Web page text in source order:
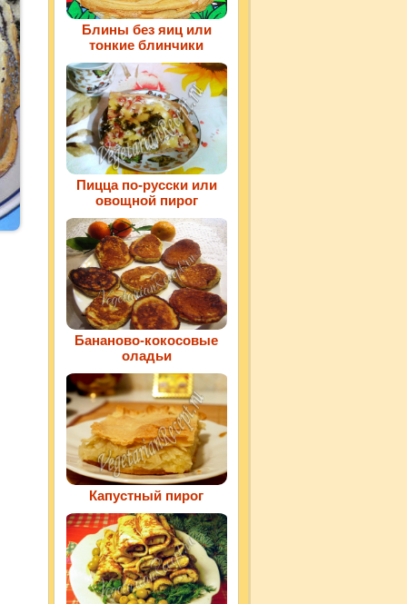
Блины без яиц или
тонкие блинчики
Пицца по-русски или
овощной пирог
Бананово-кокосовые
оладьи
Капустный пирог